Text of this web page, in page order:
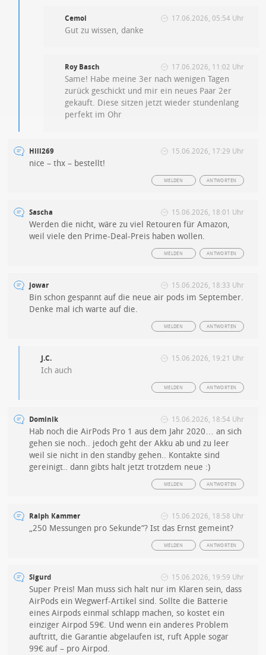
Cemoi 17.06.2026, 05:54 Uhr
Gut zu wissen, danke
Roy Basch 17.06.2026, 11:02 Uhr
Same! Habe meine 3er nach wenigen Tagen
zurück geschickt und mir ein neues Paar 2er
gekauft. Diese sitzen jetzt wieder stundenlang
perfekt im Ohr
Hill269 15.06.2026, 17:29 Uhr
nice – thx – bestellt!
ANTWORTEN
MELDEN
Sascha 15.06.2026, 18:01 Uhr
Werden die nicht, wäre zu viel Retouren für Amazon,
weil viele den Prime-Deal-Preis haben wollen.
ANTWORTEN
MELDEN
jowar 15.06.2026, 18:33 Uhr
Bin schon gespannt auf die neue air pods im September.
Denke mal ich warte auf die.
ANTWORTEN
MELDEN
J.C. 15.06.2026, 19:21 Uhr
Ich auch
ANTWORTEN
MELDEN
Dominik 15.06.2026, 18:54 Uhr
Hab noch die AirPods Pro 1 aus dem Jahr 2020… an sich
gehen sie noch.. jedoch geht der Akku ab und zu leer
weil sie nicht in den standby gehen.. Kontakte sind
gereinigt.. dann gibts halt jetzt trotzdem neue :)
ANTWORTEN
MELDEN
Ralph Kammer 15.06.2026, 18:58 Uhr
„250 Messungen pro Sekunde“? Ist das Ernst gemeint?
ANTWORTEN
MELDEN
Sigurd 15.06.2026, 19:59 Uhr
Super Preis! Man muss sich halt nur im Klaren sein, dass
AirPods ein Wegwerf-Artikel sind. Sollte die Batterie
eines Airpods einmal schlapp machen, so kostet ein
einziger Airpod 59€. Und wenn ein anderes Problem
auftritt, die Garantie abgelaufen ist, ruft Apple sogar
99€ auf – pro Airpod.